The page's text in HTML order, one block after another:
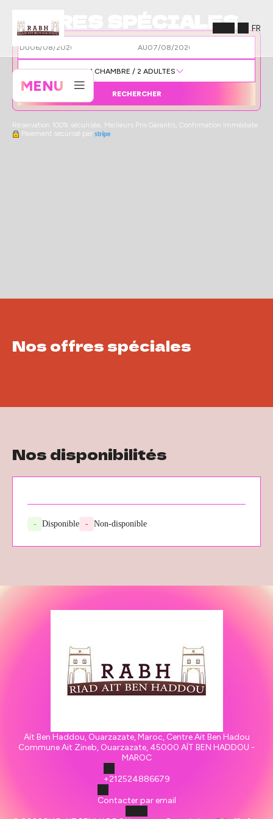
FR
MENU
OFFRES SPÉCIALES
DU AU
1CHAMBRE / 2 ADULTES
RECHERCHER
Réservation 100% sécurisée, Meilleurs Prix Garantis, Confirmation Immédiate
Paiement sécurisé par
Nos offres spéciales
Nos disponibilités
- Disponible - Non-disponible
Aït Ben Haddou, Ouarzazate, Maroc, Centre Ait Ben Hadou
Commune Ait Zineb, Ouarzazate, 45000 AÏT BEN HADDOU -
MAROC
+212524886679
Contacter par email